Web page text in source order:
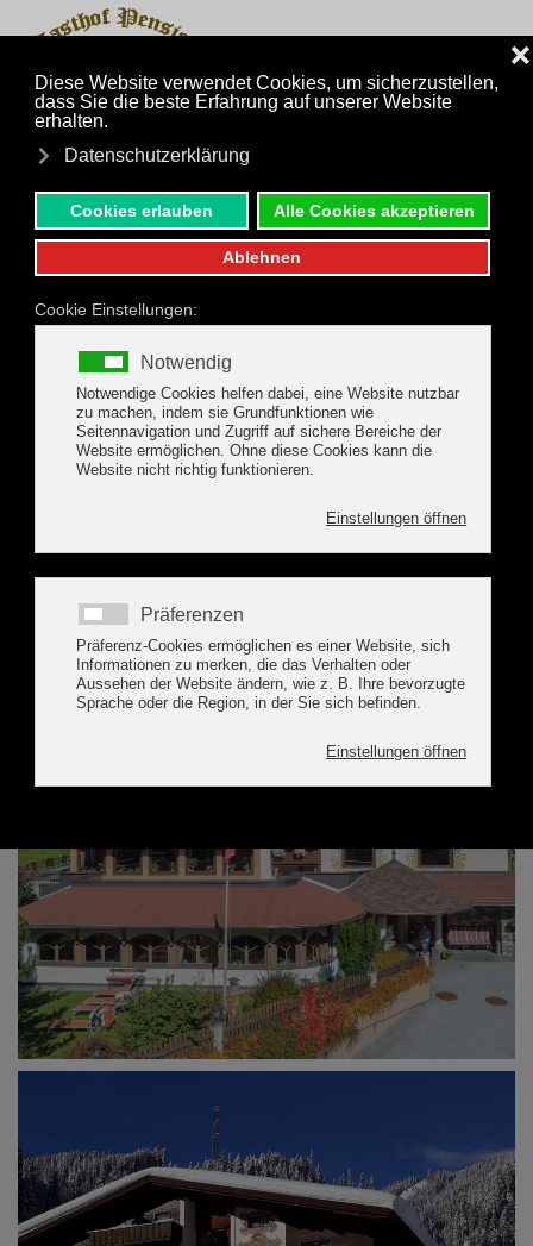
MENÜ
Anfrage stellen
Urlaub in der Zillertal
Arena
im Gasthof Pension
RIEDERHOF in Gerlos